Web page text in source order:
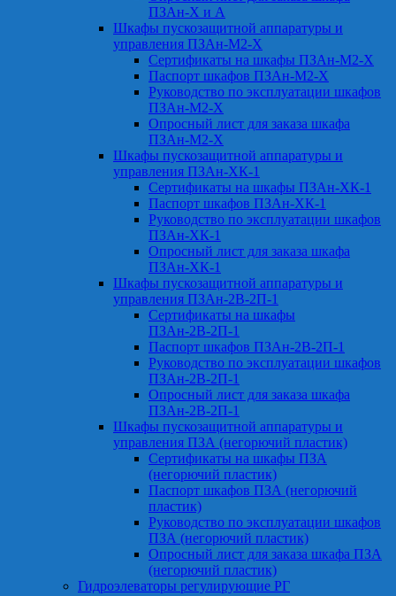
ПЗАн-Х и А
Шкафы пускозащитной аппаратуры и
управления ПЗАн-М2-Х
Сертификаты на шкафы ПЗАн-М2-Х
Паспорт шкафов ПЗАн-М2-Х
Руководство по эксплуатации шкафов
ПЗАн-М2-Х
Опросный лист для заказа шкафа
ПЗАн-М2-Х
Шкафы пускозащитной аппаратуры и
управления ПЗАн-ХК-1
Сертификаты на шкафы ПЗАн-ХК-1
Паспорт шкафов ПЗАн-ХК-1
Руководство по эксплуатации шкафов
ПЗАн-ХК-1
Опросный лист для заказа шкафа
ПЗАн-ХК-1
Шкафы пускозащитной аппаратуры и
управления ПЗАн-2В-2П-1
Сертификаты на шкафы
ПЗАн-2В-2П-1
Паспорт шкафов ПЗАн-2В-2П-1
Руководство по эксплуатации шкафов
ПЗАн-2В-2П-1
Опросный лист для заказа шкафа
ПЗАн-2В-2П-1
Шкафы пускозащитной аппаратуры и
управления ПЗА (негорючий пластик)
Сертификаты на шкафы ПЗА
(негорючий пластик)
Паспорт шкафов ПЗА (негорючий
пластик)
Руководство по эксплуатации шкафов
ПЗА (негорючий пластик)
Опросный лист для заказа шкафа ПЗА
(негорючий пластик)
Гидроэлеваторы регулирующие РГ